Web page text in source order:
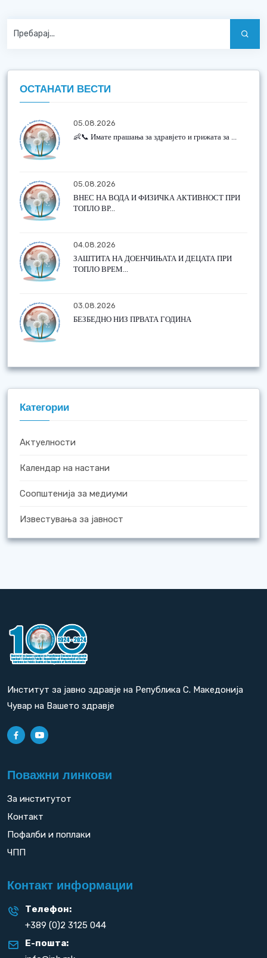
ОСТАНАТИ ВЕСТИ
05.08.2026
👶📞 Имате прашања за здравјето и грижата за ...
05.08.2026
ВНЕС НА ВОДА И ФИЗИЧКА АКТИВНОСТ ПРИ
ТОПЛО ВР...
04.08.2026
ЗАШТИТА НА ДОЕНЧИЊАТА И ДЕЦАТА ПРИ
ТОПЛО ВРЕМ...
03.08.2026
БЕЗБЕДНО НИЗ ПРВАТА ГОДИНА
Категории
Актуелности
Календар на настани
Соопштенија за медиуми
Известувања за јавност
Институт за јавно здравје на Република С. Македонија
Чувар на Вашето здравје
Поважни линкови
За институтот
Контакт
Пофалби и поплаки
ЧПП
Контакт информации
Телефон:
+389 (0)2 3125 044
Е-пошта: